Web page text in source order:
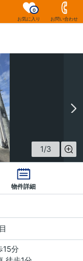
お気に入り
0
お問い合わせ
1/3
物件詳細
15分